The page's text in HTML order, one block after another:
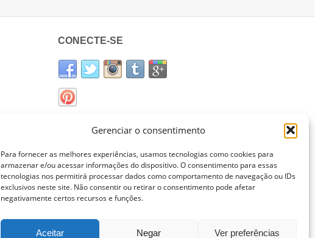
Gerenciar o consentimento
Para fornecer as melhores experiências, usamos tecnologias como cookies para
armazenar e/ou acessar informações do dispositivo. O consentimento para essas
tecnologias nos permitirá processar dados como comportamento de navegação ou IDs
exclusivos neste site. Não consentir ou retirar o consentimento pode afetar
negativamente certos recursos e funções.
Aceitar Negar Ver preferências
CONECTE-SE